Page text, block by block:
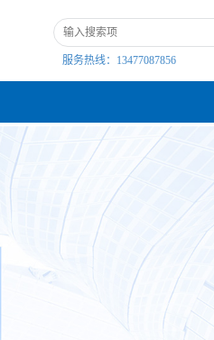
服务热线： 13477087856